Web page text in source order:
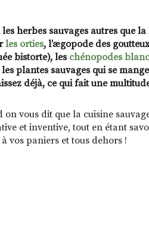
herbes sauvages autres que
les orties, lʼægopode des
bistorte), leschénopodes blanc
plantes sauvages qui se
déjà, ce qui fait une
on vous dit que la cuisine
et inventive, tout en étant
vos paniers et tous dehors !